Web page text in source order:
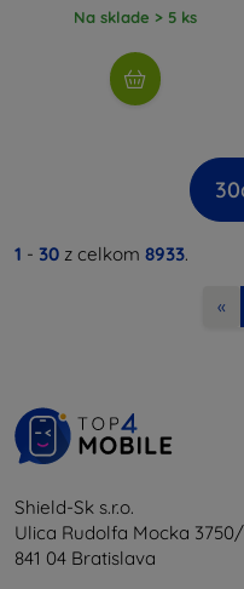
Na sklade > 5 ks
30
1 - 30 z celkom 8933.
«
Shield-Sk s.r.o.
Ulica Rudolfa Mocka
841 04 Bratislava